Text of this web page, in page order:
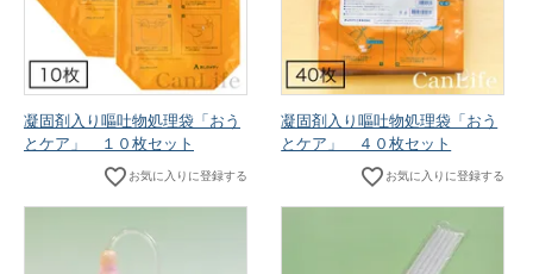
凝固剤入り嘔吐物処理袋「おう
とケア」 １０枚セット
お気に入りに登録する
凝固剤入り嘔吐物処理袋「おう
とケア」 ４０枚セット
お気に入りに登録する